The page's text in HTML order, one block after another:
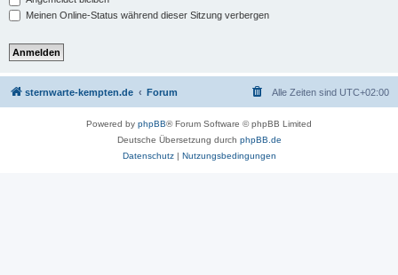
Meinen Online-Status während dieser Sitzung verbergen
sternwarte-kempten.de Forum Alle Zeiten sind UTC+02:00
Powered by phpBB® Forum Software © phpBB Limited
Deutsche Übersetzung durch phpBB.de
Datenschutz| Nutzungsbedingungen